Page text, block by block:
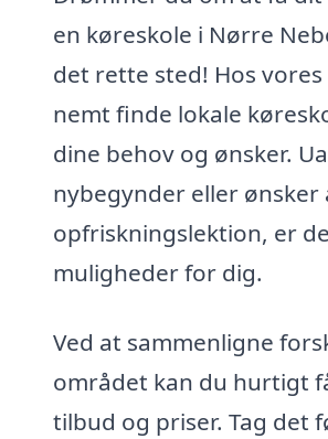
en køreskole i Nørre
det rette sted! Hos
nemt finde lokale
dine behov og ønsker.
nybegynder eller ønsker
opfriskningslektion, er
muligheder for dig.
Ved at sammenligne
området kan du hurtigt
tilbud og priser. Tag det